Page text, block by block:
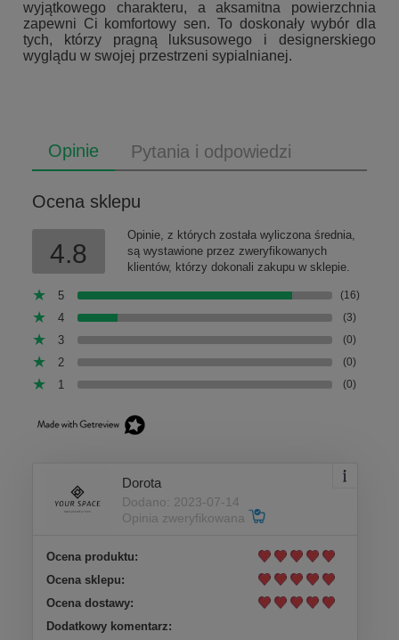
wyjątkowego charakteru, a aksamitna powierzchnia
zapewni Ci komfortowy sen. To doskonały wybór dla
tych, którzy pragną luksusowego i designerskiego
wyglądu w swojej przestrzeni sypialnianej.
Opinie Pytania i odpowiedzi
Ocena sklepu
4.8
Opinie, z których została wyliczona średnia,
są wystawione przez zweryfikowanych
klientów, którzy dokonali zakupu w sklepie.
5 (16)
4 (3)
3 (0)
2 (0)
1 (0)
Dorota
Dodano: 2023-07-14
Opinia zweryfikowana
Ocena produktu:
Ocena sklepu:
Ocena dostawy:
Dodatkowy komentarz: